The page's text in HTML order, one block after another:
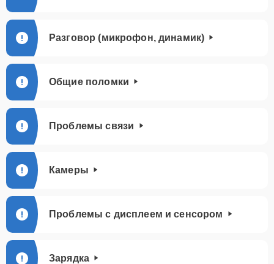
Разговор (микрофон, динамик)
Общие поломки
Проблемы связи
Камеры
Проблемы с дисплеем и сенсором
Зарядка